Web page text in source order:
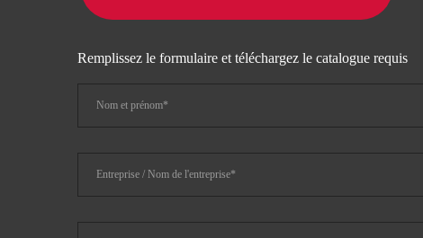
Remplissez le formulaire et téléchargez le catalogue requis